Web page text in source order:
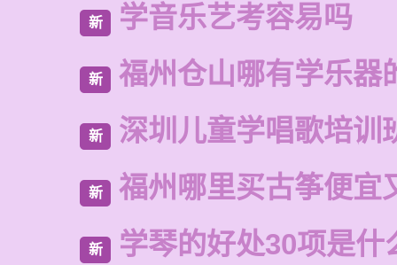
新 学音乐艺考容易吗
新 福州仓山哪有学乐器
新 深圳儿童学唱歌培训
新 福州哪里买古筝便宜
新 学琴的好处30项是什